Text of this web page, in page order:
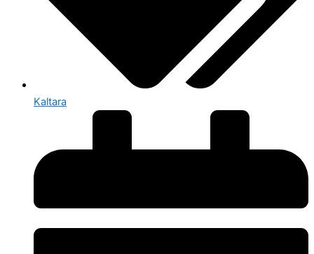
Kaltara